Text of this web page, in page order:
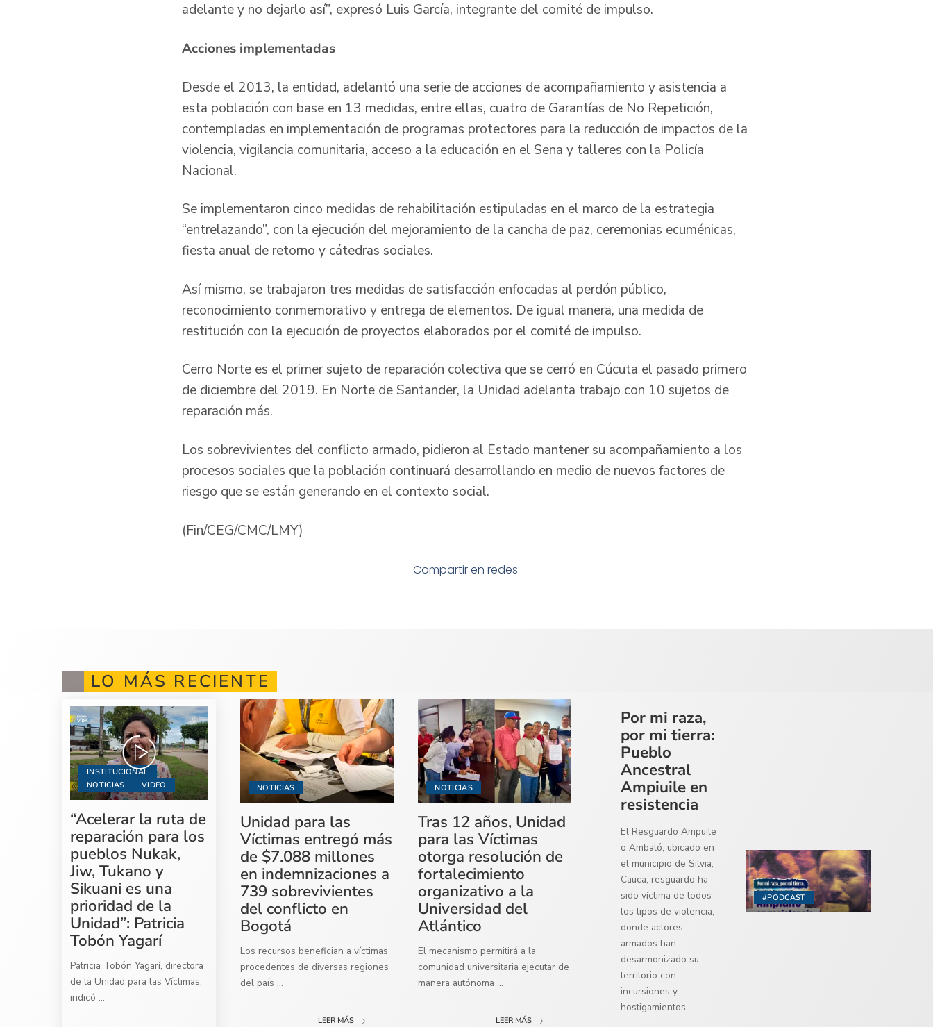
adelante y no dejarlo así”, expresó Luis García, integrante del comité de impulso.
Acciones implementadas
Desde el 2013, la entidad, adelantó una serie de acciones de acompañamiento y asistencia a
esta población con base en 13 medidas, entre ellas, cuatro de Garantías de No Repetición,
contempladas en implementación de programas protectores para la reducción de impactos de la
violencia, vigilancia comunitaria, acceso a la educación en el Sena y talleres con la Policía
Nacional.
Se implementaron cinco medidas de rehabilitación estipuladas en el marco de la estrategia
“entrelazando”, con la ejecución del mejoramiento de la cancha de paz, ceremonias ecuménicas,
fiesta anual de retorno y cátedras sociales.
Así mismo, se trabajaron tres medidas de satisfacción enfocadas al perdón público,
reconocimiento conmemorativo y entrega de elementos. De igual manera, una medida de
restitución con la ejecución de proyectos elaborados por el comité de impulso.
Cerro Norte es el primer sujeto de reparación colectiva que se cerró en Cúcuta el pasado primero
de diciembre del 2019. En Norte de Santander, la Unidad adelanta trabajo con 10 sujetos de
reparación más.
Los sobrevivientes del conflicto armado, pidieron al Estado mantener su acompañamiento a los
procesos sociales que la población continuará desarrollando en medio de nuevos factores de
riesgo que se están generando en el contexto social.
(Fin/CEG/CMC/LMY)
Compartir en redes:
LO MÁS RECIENTE
INSTITUCIONAL
NOTICIAS
VIDEO
“Acelerar la ruta de
reparación para los
pueblos Nukak,
Jiw, Tukano y
Sikuani es una
prioridad de la
Unidad”: Patricia
Tobón Yagarí
Patricia Tobón Yagarí, directora
de la Unidad para las Víctimas,
indicó ...
NOTICIAS
Unidad para las
Víctimas entregó más
de $7.088 millones
en indemnizaciones a
739 sobrevivientes
del conflicto en
Bogotá
Los recursos benefician a víctimas
procedentes de diversas regiones
del país ...
LEER MÁS
NOTICIAS
Tras 12 años, Unidad
para las Víctimas
otorga resolución de
fortalecimiento
organizativo a la
Universidad del
Atlántico
El mecanismo permitirá a la
comunidad universitaria ejecutar de
manera autónoma ...
LEER MÁS
#PODCAST
Por mi raza,
por mi tierra:
Pueblo
Ancestral
Ampiuile en
resistencia
El Resguardo Ampuile
o Ambaló, ubicado en
el municipio de Silvia,
Cauca, resguardo ha
sido víctima de todos
los tipos de violencia,
donde actores
armados han
desarmonizado su
territorio con
incursiones y
hostigamientos.